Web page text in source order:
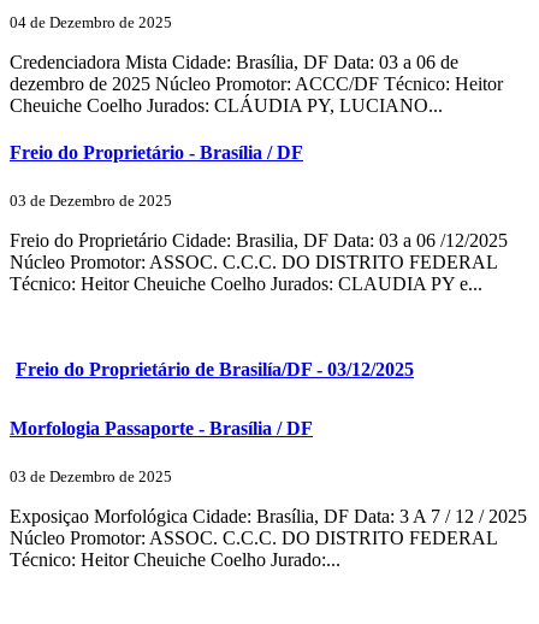
04 de Dezembro de 2025
Credenciadora Mista Cidade: Brasília, DF Data: 03 a 06 de
dezembro de 2025 Núcleo Promotor: ACCC/DF Técnico: Heitor
Cheuiche Coelho Jurados: CLÁUDIA PY, LUCIANO...
Freio do Proprietário - Brasília / DF
03 de Dezembro de 2025
Freio do Proprietário Cidade: Brasilia, DF Data: 03 a 06 /12/2025
Núcleo Promotor: ASSOC. C.C.C. DO DISTRITO FEDERAL
Técnico: Heitor Cheuiche Coelho Jurados: CLAUDIA PY e...
Freio do Proprietário de Brasilía/DF - 03/12/2025
Morfologia Passaporte - Brasília / DF
03 de Dezembro de 2025
Exposiçao Morfológica Cidade: Brasília, DF Data: 3 A 7 / 12 / 2025
Núcleo Promotor: ASSOC. C.C.C. DO DISTRITO FEDERAL
Técnico: Heitor Cheuiche Coelho Jurado:...